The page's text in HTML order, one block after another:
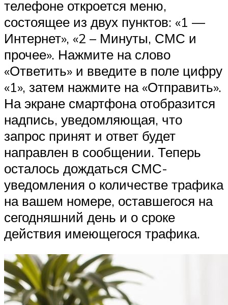
телефоне откроется меню,
состоящее из двух пунктов: «1 —
Интернет», «2 – Минуты, СМС и
прочее». Нажмите на слово
«Ответить» и введите в поле цифру
«1», затем нажмите на «Отправить».
На экране смартфона отобразится
надпись, уведомляющая, что
запрос принят и ответ будет
направлен в сообщении. Теперь
осталось дождаться СМС-
уведомления о количестве трафика
на вашем номере, оставшегося на
сегодняшний день и о сроке
действия имеющегося трафика.